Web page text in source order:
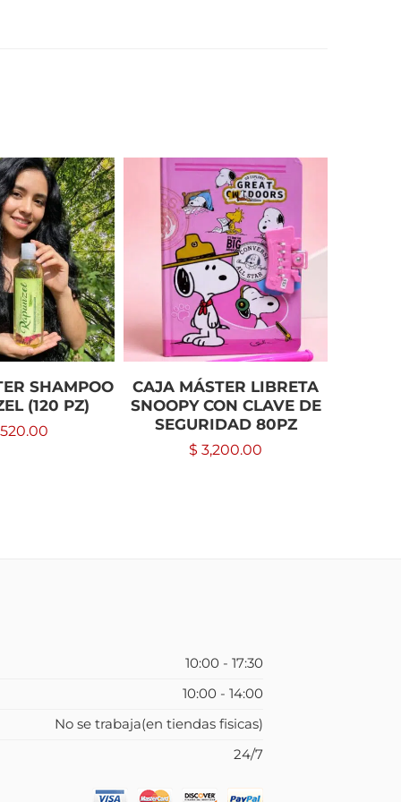
SHAMPOO
(120 PZ)
CAJA MÁSTER LIBRETA
SNOOPY CON CLAVE DE
SEGURIDAD 80PZ
$ 3,200.00
10:00 - 17:30
10:00 - 14:00
No se trabaja(en tiendas fisicas)
24/7